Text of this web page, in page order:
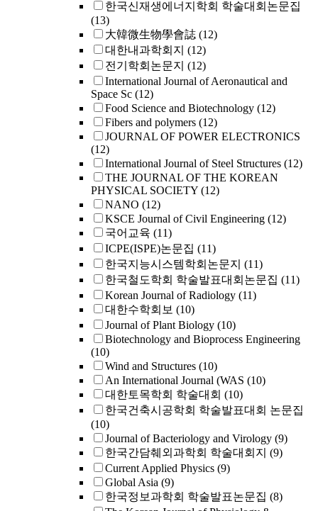
한국신재생에너지학회 학술대회논문집
(13)
大韓微生物學會誌 (12)
대한내과학회지 (12)
전기학회논문지 (12)
International Journal of Aeronautical and
Space Sc (12)
Food Science and Biotechnology (12)
Fibers and polymers (12)
JOURNAL OF POWER ELECTRONICS
(12)
International Journal of Steel Structures (12)
THE JOURNAL OF THE KOREAN
PHYSICAL SOCIETY (12)
NANO (12)
KSCE Journal of Civil Engineering (12)
국어교육 (11)
ICPE(ISPE)논문집 (11)
한국지능시스템학회논문지 (11)
한국철도학회 학술발표대회논문집 (11)
Korean Journal of Radiology (11)
대한수학회보 (10)
Journal of Plant Biology (10)
Biotechnology and Bioprocess Engineering
(10)
Wind and Structures (10)
An International Journal (WAS (10)
대한토목학회 학술대회 (10)
한국건축시공학회 학술발표대회 논문집
(10)
Journal of Bacteriology and Virology (9)
한국간담췌외과학회 학술대회지 (9)
Current Applied Physics (9)
Global Asia (9)
한국정보과학회 학술발표논문집 (8)